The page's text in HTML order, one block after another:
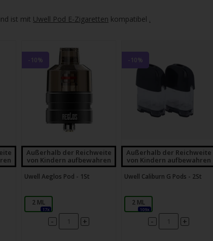
ist mit Uwell Pod E-Zigaretten kompatibel .
-10%
Außerhalb der Reichweite
von Kindern aufbewahren
Uwell Aeglos Pod - 1St
2 ML
17x
- +
-10%
Außerhalb der Reichweite
von Kindern aufbewahren
Uwell Caliburn G Pods - 2St
2 ML
109x
- +